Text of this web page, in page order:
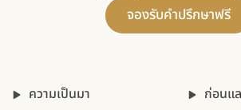
จองรับคำปรึกษาฟรี
ความเป็นมา
ก่อนแ